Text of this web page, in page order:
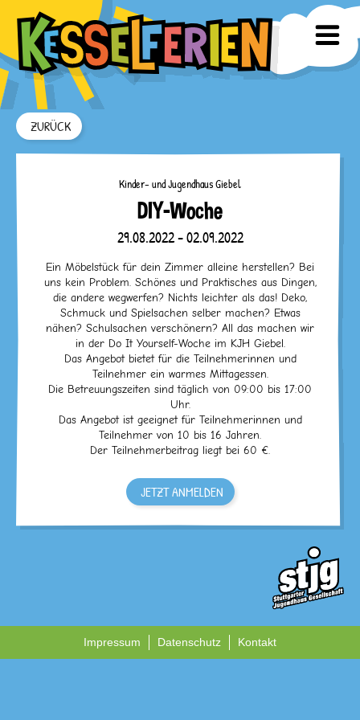
ZURÜCK
Kinder- und Jugendhaus Giebel
DIY-Woche
29.08.2022 - 02.09.2022
Ein Möbelstück für dein Zimmer alleine herstellen? Bei
uns kein Problem. Schönes und Praktisches aus Dingen,
die andere wegwerfen? Nichts leichter als das! Deko,
Schmuck und Spielsachen selber machen? Etwas
nähen? Schulsachen verschönern? All das machen wir
in der Do It Yourself-Woche im KJH Giebel.
Das Angebot bietet für die Teilnehmerinnen und
Teilnehmer ein warmes Mittagessen.
Die Betreuungszeiten sind täglich von 09:00 bis 17:00
Uhr.
Das Angebot ist geeignet für Teilnehmerinnen und
Teilnehmer von 10 bis 16 Jahren.
Der Teilnehmerbeitrag liegt bei 60 €.
JETZT ANMELDEN
Impressum Datenschutz Kontakt